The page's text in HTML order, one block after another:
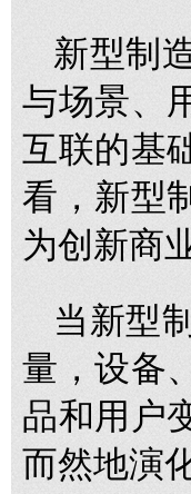
新型制
与场景、
互联的基
看，新型
为创新商
当新型
量，设备
品和用户
而然地演